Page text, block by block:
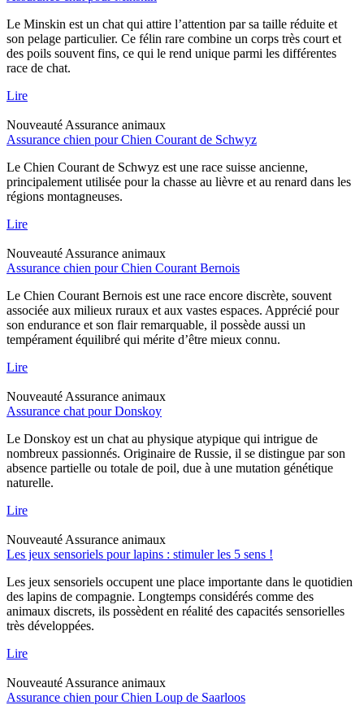
Le Minskin est un chat qui attire l’attention par sa taille réduite et
son pelage particulier. Ce félin rare combine un corps très court et
des poils souvent fins, ce qui le rend unique parmi les différentes
race de chat.
Lire
Nouveauté Assurance animaux
Assurance chien pour Chien Courant de Schwyz
Le Chien Courant de Schwyz est une race suisse ancienne,
principalement utilisée pour la chasse au lièvre et au renard dans les
régions montagneuses.
Lire
Nouveauté Assurance animaux
Assurance chien pour Chien Courant Bernois
Le Chien Courant Bernois est une race encore discrète, souvent
associée aux milieux ruraux et aux vastes espaces. Apprécié pour
son endurance et son flair remarquable, il possède aussi un
tempérament équilibré qui mérite d’être mieux connu.
Lire
Nouveauté Assurance animaux
Assurance chat pour Donskoy
Le Donskoy est un chat au physique atypique qui intrigue de
nombreux passionnés. Originaire de Russie, il se distingue par son
absence partielle ou totale de poil, due à une mutation génétique
naturelle.
Lire
Nouveauté Assurance animaux
Les jeux sensoriels pour lapins : stimuler les 5 sens !
Les jeux sensoriels occupent une place importante dans le quotidien
des lapins de compagnie. Longtemps considérés comme des
animaux discrets, ils possèdent en réalité des capacités sensorielles
très développées.
Lire
Nouveauté Assurance animaux
Assurance chien pour Chien Loup de Saarloos